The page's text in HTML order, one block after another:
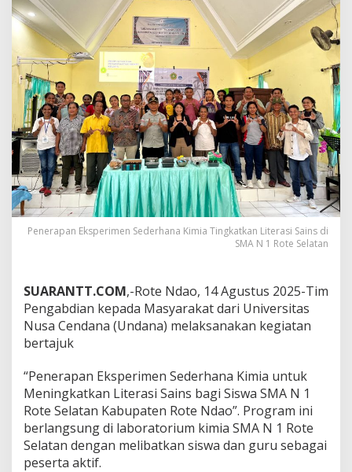
Penerapan Eksperimen Sederhana Kimia Tingkatkan Literasi Sains di
SMA N 1 Rote Selatan
SUARANTT.COM,-Rote Ndao, 14 Agustus 2025-Tim
Pengabdian kepada Masyarakat dari Universitas
Nusa Cendana (Undana) melaksanakan kegiatan
bertajuk
“Penerapan Eksperimen Sederhana Kimia untuk
Meningkatkan Literasi Sains bagi Siswa SMA N 1
Rote Selatan Kabupaten Rote Ndao”. Program ini
berlangsung di laboratorium kimia SMA N 1 Rote
Selatan dengan melibatkan siswa dan guru sebagai
peserta aktif.